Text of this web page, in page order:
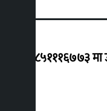
भए ९८५१११६७७३ मा